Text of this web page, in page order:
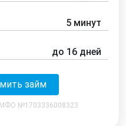
5 минут
до 16 дней
займ
МФО №1703336008323